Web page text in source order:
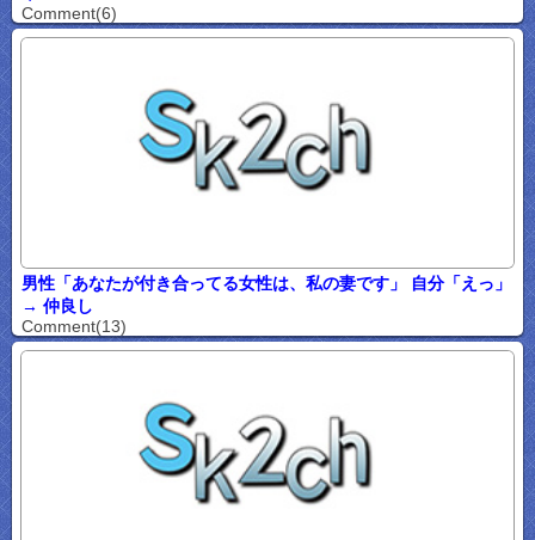
Comment(6)
男性「あなたが付き合ってる女性は、私の妻です」 自分「えっ」
→ 仲良し
Comment(13)